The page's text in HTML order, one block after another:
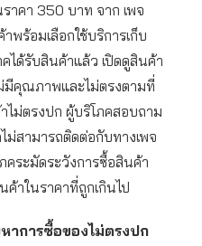
าคา 350 บาท จาก เพจ
พร้อมเลือกใช้บริการเก็บ
ได้รับสินค้าแล้ว เปิดดูสินค้า
มีคุณภาพและไม่ตรงตามที่
ม่ตรงปก ผู้บริโภคสอบถาม
ม่สามารถติดต่อกับทางเพจ
คระมัดระวังการซื้อสินค้า
ค้าในราคาที่ถูกเกินไป
การซื้อของไม่ตรงปก